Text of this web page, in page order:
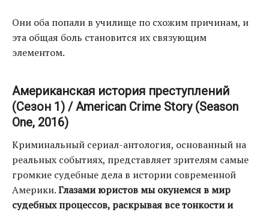
Они оба попали в училище по схожим причинам, и
эта общая боль становится их связующим
элементом.
Американская история преступлений
(Сезон 1) / American Crime Story (Season
One, 2016)
Криминальный сериал-антология, основанный на
реальных событиях, представляет зрителям самые
громкие судебные дела в истории современной
Америки.Глазами юристов мы окунемся в мир
судебных процессов, раскрывая все тонкости и